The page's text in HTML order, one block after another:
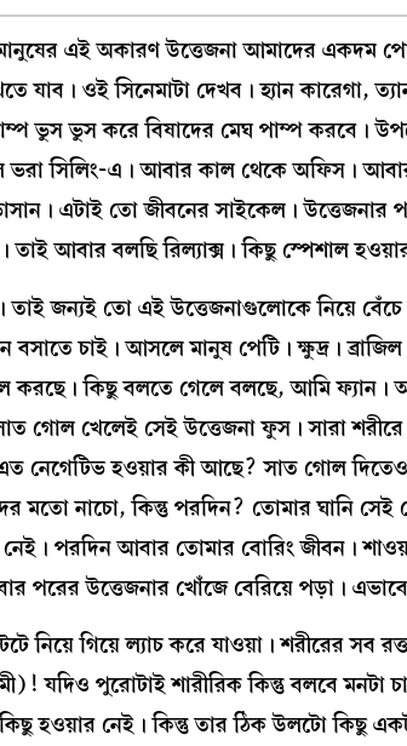
এই অকারণ উত্তেজনা আমাদের একদম
যাব। ওই সিনেমাটা দেখব। হ্যান কারেগা,
ভুস ভুস করে বিষাদের মেঘ পাম্প করবে।
ভরা সিলিং-এ। আবার কাল থেকে অফিস।
এটাই তো জীবনের সাইকেল।
আবার বলছি রিল্যাক্স। কিছু স্পেশাল
তাই জন্যই তো এই উত্তেজনাগুলোকে নিয়ে
চাই। আসলে মানুষ পেটি। ক্ষুদ্র।
করছে। কিছু বলতে গেলে বলছে, আমি ফ্যান।
গোল খেলেই সেই উত্তেজনা ফুস। সারা
নেগেটিভ হওয়ার কী আছে? সাত গোল
মতো নাচো, কিন্তু পরদিন? তোমার ঘানি
পরদিন আবার তোমার বোরিং জীবন।
পরের উত্তেজনার খোঁজে বেরিয়ে পড়া।
নিয়ে গিয়ে ল্যাচ করে যাওয়া। শরীরের সব
যদিও পুরোটাই শারীরিক কিন্তু বলবে মনটা
হওয়ার নেই। কিন্তু তার ঠিক উলটো কিছু